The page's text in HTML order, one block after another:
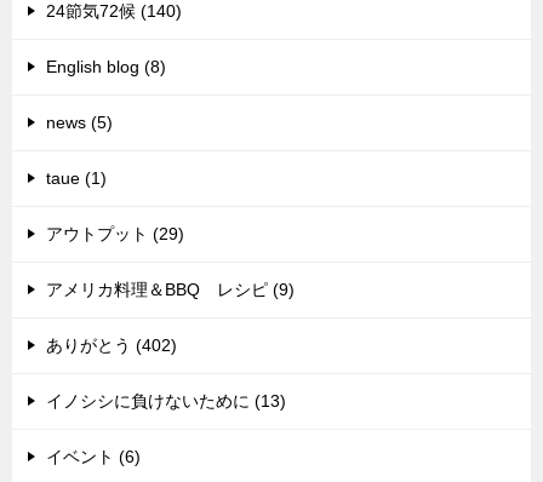
24節気72候 (140)
English blog (8)
news (5)
taue (1)
アウトプット (29)
アメリカ料理＆BBQ レシピ (9)
ありがとう (402)
イノシシに負けないために (13)
イベント (6)